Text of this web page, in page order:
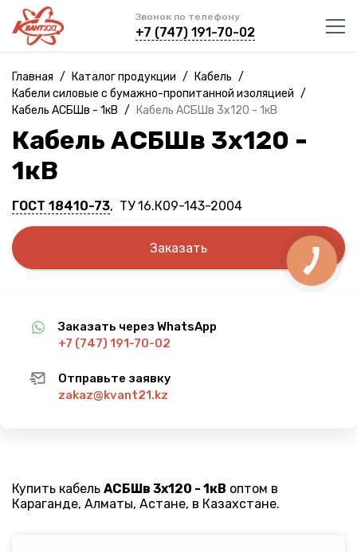
Звонок по телефону
+7 (747) 191-70-02
Главная / Каталог продукции / Кабель /
Кабели силовые с бумажно-пропитанной изоляцией /
Кабель АСБШв - 1кВ / Кабель АСБШв 3х120 - 1кВ
Кабель АСБШв 3х120 -
1кВ
ГОСТ 18410-73, ТУ 16.К09-143-2004
Заказать
Заказать через WhatsApp
+7 (747) 191-70-02
Отправьте заявку
zakaz@kvant21.kz
Купить кабель АСБШв 3х120 - 1кВ оптом в
Караганде, Алматы, Астане, в Казахстане.